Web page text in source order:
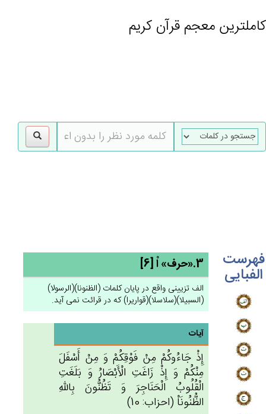
کاملترین معجم قرآن کریم
فهرست
الفبایی 3.«حرف» اْ [6]
الف تزیینی واقع در پایان کلمات (الظنونا)(الرسولا)
(السبیلا)(سلاسلا)(قواریرا) که در قرائت نمی آید.
آیات
إِذْ جَاءُوكُم‌ْ مِن‌ْ فَوْقِكُم‌ْ وَ مِن‌ْ أَسْفَل‌َ
مِنْكُم‌ْ وَ إِذْ زَاغَت‌ِ الْأَبْصَارُ وَ بَلَغَت‌ِ
الْقُلُوب‌ُ الْحَنَاجِرَ وَ تَظُنُّون‌َ بِالله‌ِ
الظُّنُونَاْ (احزاب: 10)